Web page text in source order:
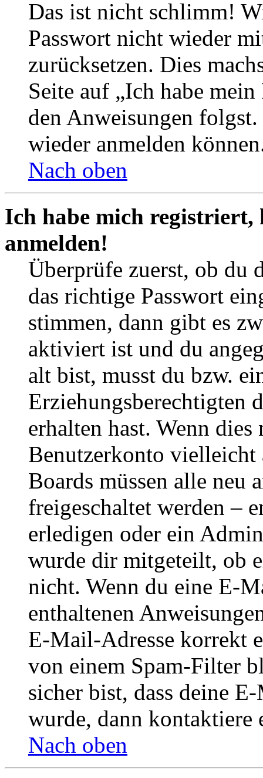
Das ist nicht schlimm!
Passwort nicht wieder
zurücksetzen. Dies
Seite auf „Ich habe
den Anweisungen
wieder anmelden
Nach oben
Ich habe mich
anmelden!
Überprüfe zuerst, ob du
das richtige Passwort
stimmen, dann gibt es
aktiviert ist und du
alt bist, musst du bzw.
Erziehungsberechtigten
erhalten hast. Wenn
Benutzerkonto
Boards müssen alle neu
freigeschaltet werden –
erledigen oder ein
wurde dir mitgeteilt, ob
nicht. Wenn du eine E-
enthaltenen
E-Mail-Adresse korrekt
von einem Spam-Filter
sicher bist, dass deine
wurde, dann kontaktiere
Nach oben